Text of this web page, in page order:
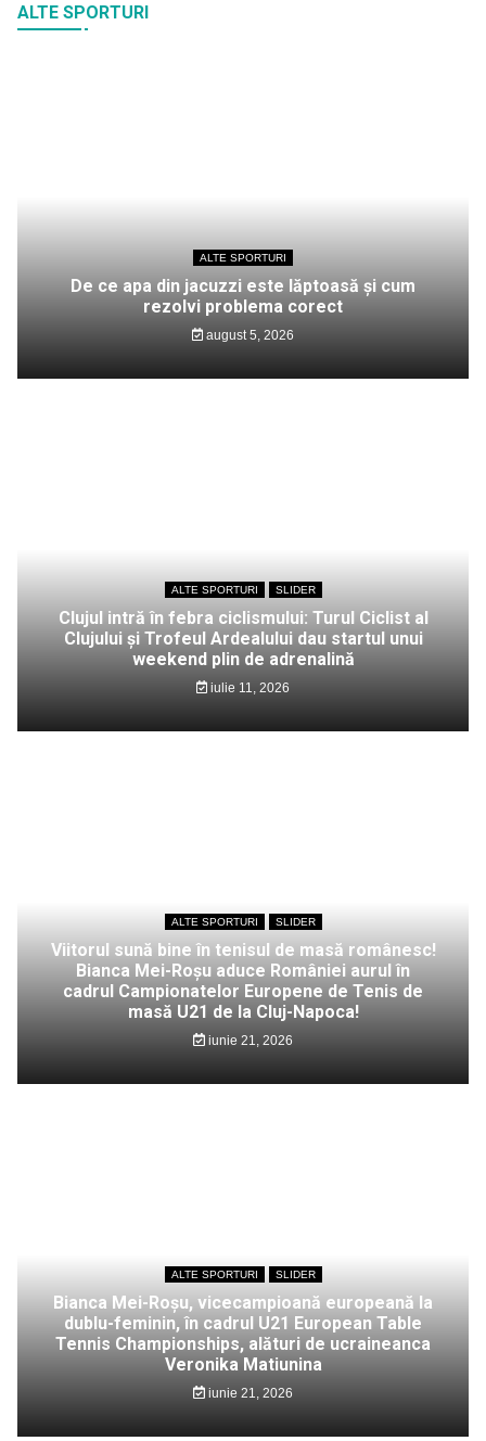
ALTE SPORTURI
ALTE SPORTURI
De ce apa din jacuzzi este lăptoasă și cum
rezolvi problema corect
august 5, 2026
ALTE SPORTURI SLIDER
Clujul intră în febra ciclismului: Turul Ciclist al
Clujului și Trofeul Ardealului dau startul unui
weekend plin de adrenalină
iulie 11, 2026
ALTE SPORTURI SLIDER
Viitorul sună bine în tenisul de masă românesc!
Bianca Mei-Roșu aduce României aurul în
cadrul Campionatelor Europene de Tenis de
masă U21 de la Cluj-Napoca!
iunie 21, 2026
ALTE SPORTURI SLIDER
Bianca Mei-Roșu, vicecampioană europeană la
dublu-feminin, în cadrul U21 European Table
Tennis Championships, alături de ucraineanca
Veronika Matiunina
iunie 21, 2026